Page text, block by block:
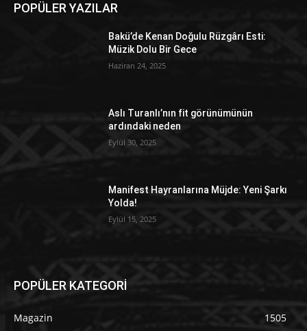
POPÜLER YAZILAR
Bakü’de Kenan Doğulu Rüzgârı Esti:
Müzik Dolu Bir Gece
Haziran 24, 2025
Aslı Turanlı’nın fit görünümünün
ardındaki neden
Eylül 30, 2025
Manifest Hayranlarına Müjde: Yeni Şarkı
Yolda!
Eylül 15, 2025
POPÜLER KATEGORİ
Magazin
1505